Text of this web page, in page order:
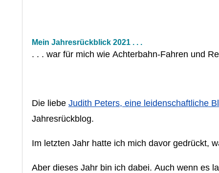
Mein Jahresrückblick 2021 . . .
. . . war für mich wie Achterbahn-Fahren und
Die liebe Judith Peters, eine leidenschaftliche
Jahresrückblog.
Im letzten Jahr hatte ich mich davor gedrückt,
Aber dieses Jahr bin ich dabei. Auch wenn es